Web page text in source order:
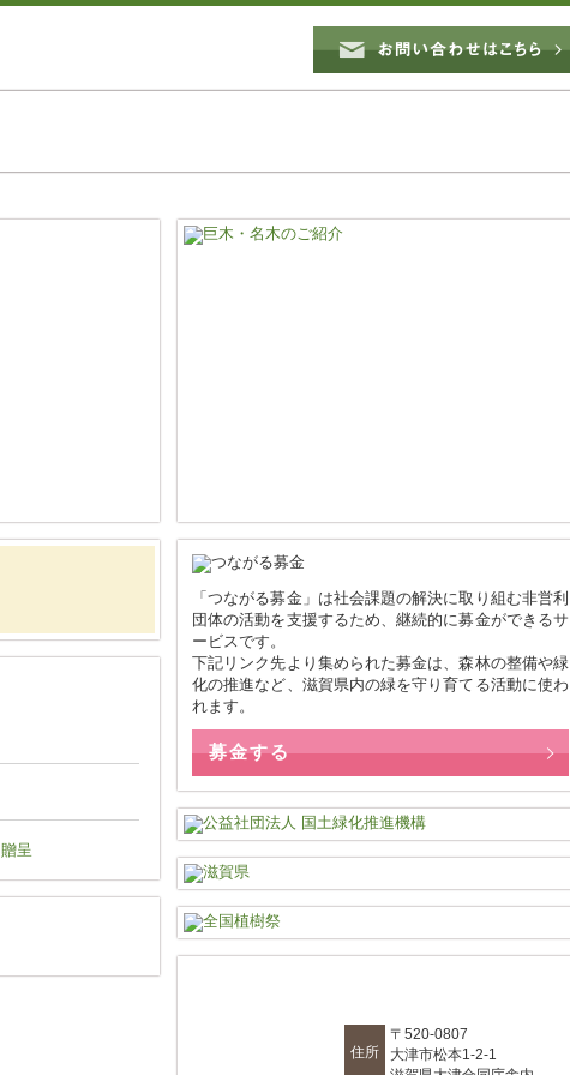
呈
「つながる募金」は社会課題の解決に取り組む非営利
団体の活動を支援するため、継続的に募金ができるサ
ービスです。
下記リンク先より集められた募金は、森林の整備や緑
化の推進など、滋賀県内の緑を守り育てる活動に使わ
れます。
募金する
住所
〒520-0807
大津市松本1-2-1